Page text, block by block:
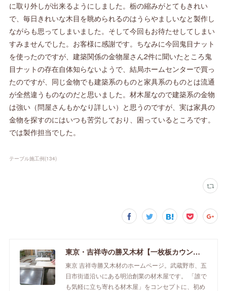
に取り外しが出来るようにしました。栃の縮みがとてもきれい
で、毎日きれいな木目を眺められるのはうらやましいなと製作し
ながらも思ってしまいました。そして今回もお待たせしてしまい
すみませんでした。お客様に感謝です。ちなみに今回鬼目ナット
を使ったのですが、建築関係の金物屋さん2件に聞いたところ鬼
目ナットの存在自体知らないようで、結局ホームセンターで買っ
たのですが、同じ金物でも建築系のものと家具系のものとは流通
が全然違うものなのだと思いました。材木屋なので建築系の金物
は強い（問屋さんもかなり詳しい）と思うのですが、実は家具の
金物を探すのにはいつも苦労しており、困っているところです。
では製作担当でした。
テーブル施工例(134)
東京・吉祥寺の勝又木材【一枚板カウンター】
東京 吉祥寺勝又木材のホームページ。武蔵野市、五
日市街道沿いにある明治創業の材木屋です。 「誰で
も気軽に立ち寄れる材木屋」をコンセプトに、初め